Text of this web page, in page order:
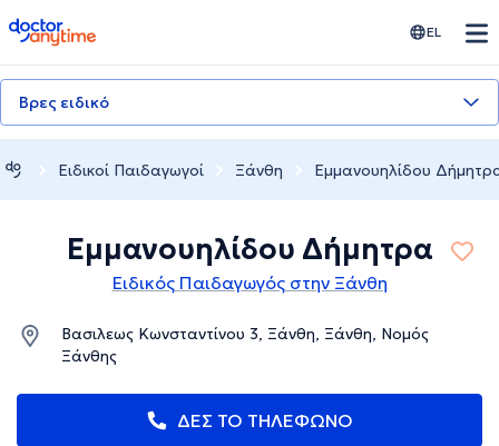
doctoranytime EL
Βρες ειδικό
Ειδικοί Παιδαγωγοί Ξάνθη Εμμανουηλίδου
Εμμανουηλίδου Δήμητρα
Ειδικός Παιδαγωγός στην Ξάνθη
Βασιλεως Κωνσταντίνου 3, Ξάνθη, Ξάνθη, Νομός
Ξάνθης
ΔΕΣ ΤΟ ΤΗΛΕΦΩΝΟ